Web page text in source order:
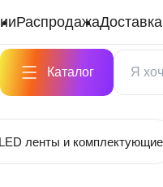
Распродажа
Каталог
LED ленты и комплектующие